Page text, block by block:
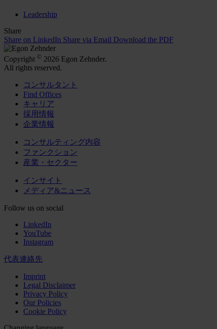
Leadership
Share
Share on LinkedIn Share via Email Download the PDF
Copyright © 2026 Egon Zehnder.
All rights reserved.
コンサルタント
Find Offices
キャリア
採用情報
企業情報
コンサルティング内容
ファンクション
産業・セクター
インサイト
メディア&ニュース
Follow us on social
LinkedIn
YouTube
Instagram
代表連絡先
Imprint
Legal Disclaimer
Privacy Policy
Our Policies
Cookie Policy